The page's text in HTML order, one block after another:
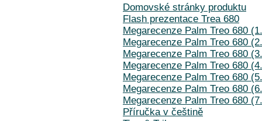
Domovské stránky produktu
Flash prezentace Trea 680
Megarecenze Palm Treo 680
Megarecenze Palm Treo 680
Megarecenze Palm Treo 680
Megarecenze Palm Treo 680
Megarecenze Palm Treo 680
Megarecenze Palm Treo 680
Megarecenze Palm Treo 680
Příručka v češtině